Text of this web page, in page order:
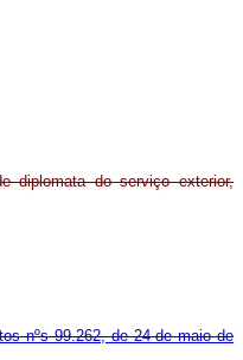
diplomata do serviço exterior,
nºs 99.262, de 24 de maio de